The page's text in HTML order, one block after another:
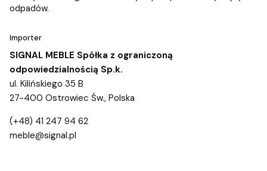
odpadów.
Importer
SIGNAL MEBLE Spółka z ograniczoną
odpowiedzialnością Sp.k.
ul. Kilińskiego 35 B
27-400 Ostrowiec Św., Polska
(+48) 41 247 94 62
meble@signal.pl